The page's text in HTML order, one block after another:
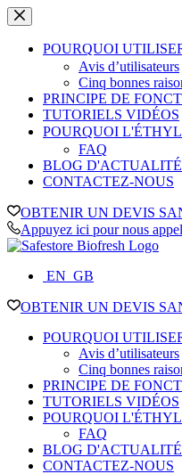
Passer
au
contenuPOURQUOI
Avis d’utilisateurs
Cinq bonnes
PRINCIPE DE
TUTORIELS VIDÉOS
POURQUOI
FAQ
BLOG
CONTACTEZ-NOUS
OBTENIR UN DEVIS
Appuyez ici pour nous
EN_GB
OBTENIR UN DEVIS
POURQUOI
Avis d’utilisateurs
Cinq bonnes
PRINCIPE DE
TUTORIELS VIDÉOS
POURQUOI
FAQ
BLOG
CONTACTEZ-NOUS